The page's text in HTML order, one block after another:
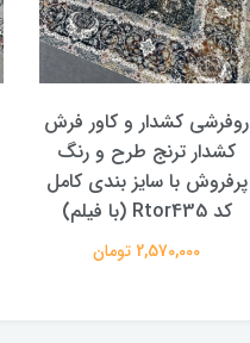
روفرشی کشدار و کاور فرش
کشدار ترنج طرح و رنگ
پرفروش با سایز بندی کامل
کد Rtor435 (با فیلم)
2,570,000 تومان